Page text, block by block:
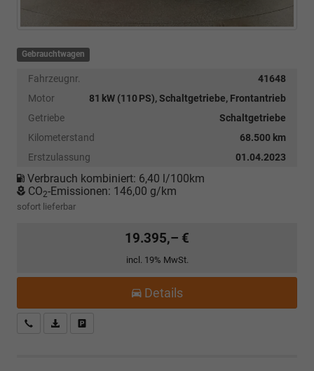
Gebrauchtwagen
Fahrzeugnr.
41648
Motor
81 kW (110 PS), Schaltgetriebe, Frontantrieb
Getriebe
Schaltgetriebe
Kilometerstand
68.500 km
Erstzulassung
01.04.2023
Verbrauch kombiniert: 6,40 l/100km
CO2-Emissionen: 146,00 g/km
sofort lieferbar
19.395,– €
incl. 19% MwSt.
Details
Kostenloser Rückruf-Service
PDF-Datei, Fahrzeugexposé drucken